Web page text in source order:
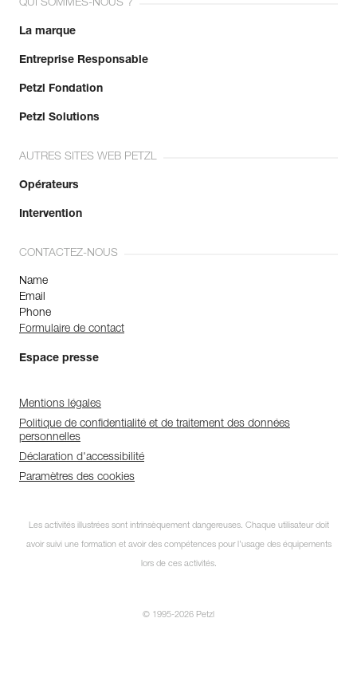
QUI SOMMES-NOUS ?
La marque
Entreprise Responsable
Petzl Fondation
Petzl Solutions
AUTRES SITES WEB PETZL
Opérateurs
Intervention
CONTACTEZ-NOUS
Name
Email
Phone
Formulaire de contact
Espace presse
Mentions légales
Politique de confidentialité et de traitement des données
personnelles
Déclaration d'accessibilité
Paramètres des cookies
Les activités illustrées sont intrinsèquement dangereuses. Chaque utilisateur doit
avoir suivi une formation et avoir des compétences pour l’usage des équipements
lors de ces activités.
© 1995-2026 Petzl